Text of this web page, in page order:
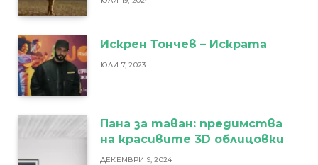
Искрен Тончев – Искрата
ЮЛИ 7, 2023
Пана за таван: предимства
на красивите 3D облицовки
ДЕКЕМВРИ 9, 2024